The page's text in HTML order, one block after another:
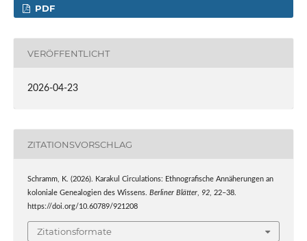
PDF
VERÖFFENTLICHT
2026-04-23
ZITATIONSVORSCHLAG
Schramm, K. (2026). Karakul Circulations: Ethnografische Annäherungen an
koloniale Genealogien des Wissens. Berliner Blätter, 92, 22–38.
https://doi.org/10.60789/921208
Zitationsformate